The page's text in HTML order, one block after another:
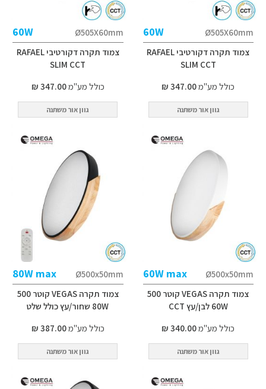
Ø505X60mm
60W
צמוד תקרה דקורטיבי RAFAEL
SLIM CCT
כולל מע"מ347.00 ₪
גוון אור משתנה
Ø505X60mm
60W
צמוד תקרה דקורטיבי RAFAEL
SLIM CCT
כולל מע"מ347.00 ₪
גוון אור משתנה
Ø500x50mm
60W max
צמוד תקרה VEGAS קוטר 500
60W לבן/עץ CCT
כולל מע"מ340.00 ₪
גוון אור משתנה
Ø500x50mm
80W max
צמוד תקרה VEGAS קוטר 500
80W שחור/עץ כולל שלט
כולל מע"מ387.00 ₪
גוון אור משתנה